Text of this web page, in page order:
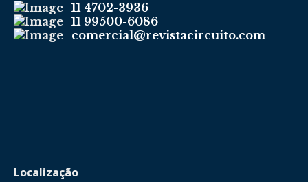
11 4702-3936
11 99500-6086
comercial@revistacircuito.com
Localização